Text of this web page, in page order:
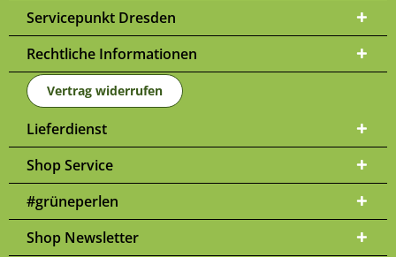
Servicepunkt Dresden
Rechtliche Informationen
Vertrag widerrufen
Lieferdienst
Shop Service
#grüneperlen
Shop Newsletter